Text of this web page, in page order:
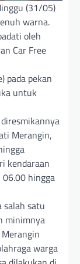
(31/05)
warna.
oleh
Car Free
pada pekan
untuk
Merangin,
kendaraan
hingga
salah satu
minimnya
warga